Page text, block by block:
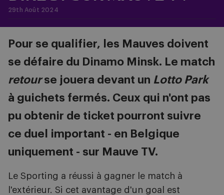
29th Août 2024
Pour se qualifier, les Mauves doivent
se défaire du Dinamo Minsk. Le match
retourse jouera devant un Lotto Park
à guichets fermés. Ceux qui n'ont pas
pu obtenir de ticket pourront suivre
ce duel important - en Belgique
uniquement - sur Mauve TV.
Le Sporting a réussi à gagner le match à
l'extérieur. Si cet avantage d'un goal est